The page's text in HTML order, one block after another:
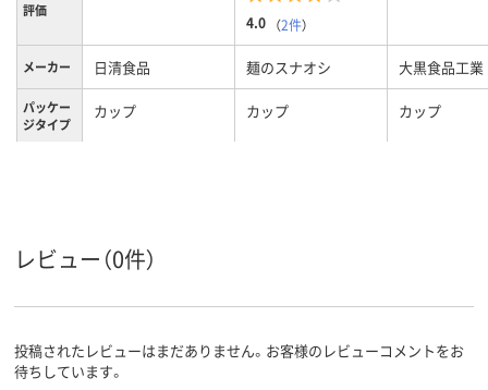
評価
4.0 （2件）
メーカー 日清食品 麺のスナオシ 大黒食品工業
パッケー
ジタイプ
カップ カップ カップ
レビュー（0件）
投稿されたレビューはまだありません。お客様のレビューコメントをお
待ちしています。